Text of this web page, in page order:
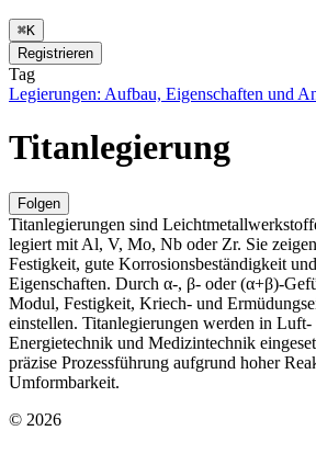
⌘K
Registrieren
Tag
Legierungen: Aufbau, Eigenschaften und
Titanlegierung
Folgen
Titanlegierungen sind
legiert mit Al, V, Mo, Nb oder Zr. Sie
Festigkeit, gute Korrosionsbeständigkeit
Eigenschaften. Durch α-, β- oder (α+β)-
Modul, Festigkeit, Kriech- und
einstellen. Titanlegierungen werden in Luft-
Energietechnik und Medizintechnik
präzise Prozessführung aufgrund hoher
Umformbarkeit.
© 2026